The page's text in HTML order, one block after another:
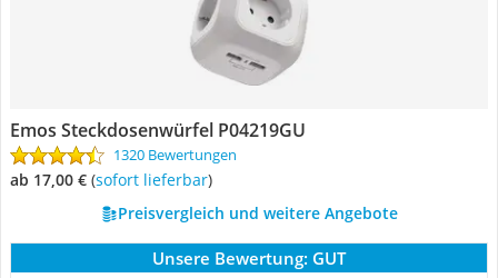
Emos Steckdosenwürfel P04219GU
1320 Bewertungen
ab 17,00 € ( Sofort lieferbar)
Preisvergleich und weitere Angebote
Unsere Bewertung: GUT